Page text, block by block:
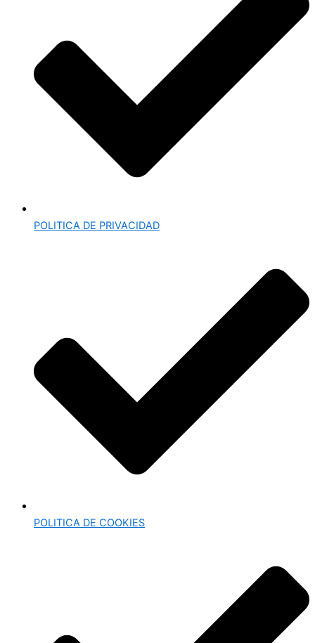
POLITICA DE PRIVACIDAD
POLITICA DE COOKIES